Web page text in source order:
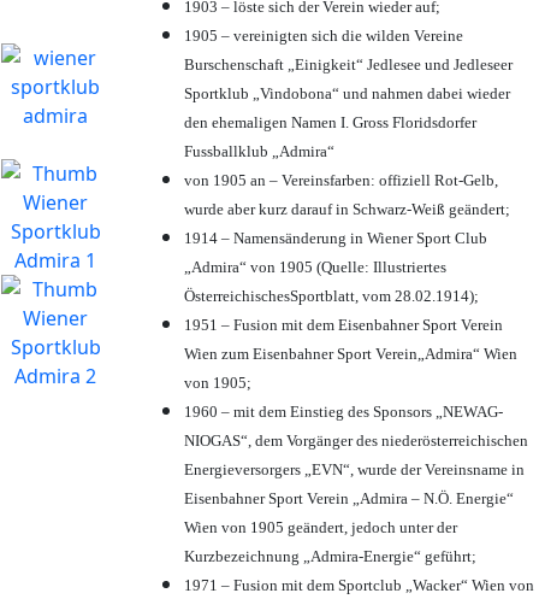
1903 – löste sich der Verein wieder auf;
1905 – vereinigten sich die wilden Vereine
Burschenschaft „Einigkeit“ Jedlesee und Jedleseer
Sportklub „Vindobona“ und nahmen dabei wieder
den ehemaligen Namen I. Gross Floridsdorfer
Fussballklub „Admira“
von 1905 an – Vereinsfarben: offiziell Rot-Gelb,
wurde aber kurz darauf in Schwarz-Weiß geändert;
1914 – Namensänderung in Wiener Sport Club
„Admira“ von 1905 (Quelle: Illustriertes
ÖsterreichischesSportblatt, vom 28.02.1914);
1951 – Fusion mit dem Eisenbahner Sport Verein
Wien zum Eisenbahner Sport Verein„Admira“ Wien
von 1905;
1960 – mit dem Einstieg des Sponsors „NEWAG-
NIOGAS“, dem Vorgänger des niederösterreichischen
Energieversorgers „EVN“, wurde der Vereinsname in
Eisenbahner Sport Verein „Admira – N.Ö. Energie“
Wien von 1905 geändert, jedoch unter der
Kurzbezeichnung „Admira-Energie“ geführt;
1971 – Fusion mit dem Sportclub „Wacker“ Wien von